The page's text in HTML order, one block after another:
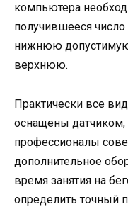
компьютера
получившееся
нижнюю
верхнюю.
Практически все
оснащены датчиком,
профессионалы
дополнительное
время занятия на
определить точный